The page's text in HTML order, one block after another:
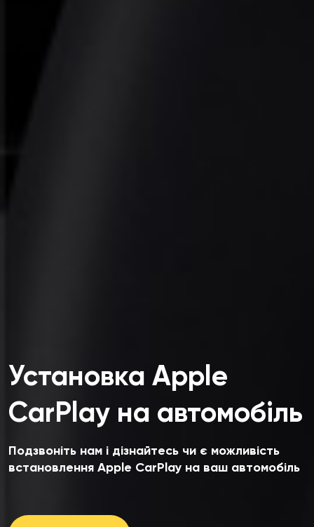
Установка Apple
CarPlay на автомобіль
Подзвоніть нам і дізнайтесь чи є можливість
встановлення Apple CarPlay на ваш автомобіль